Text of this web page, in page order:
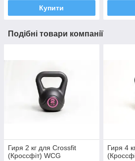
Купити
Подібні товари компанії
Гиря 2 кг для Crossfit
(Кроссфіт) WCG
Гиря 4